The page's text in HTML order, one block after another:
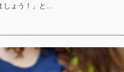
しょう！」と…